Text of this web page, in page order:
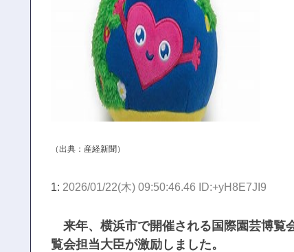
（出典： 産経新聞 ）
1: 2026/01/22(木) 09:50:46.46 ID:+yH8E7JI9
来年、横浜市で開催される国際園芸博覧
覧会担当大臣が激励しました。